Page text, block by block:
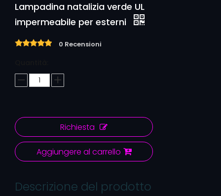
Lampadina natalizia verde UL
impermeabile per esterni
0 Recensioni
Richiesta
Aggiungere al carrello
Descrizione del prodotto